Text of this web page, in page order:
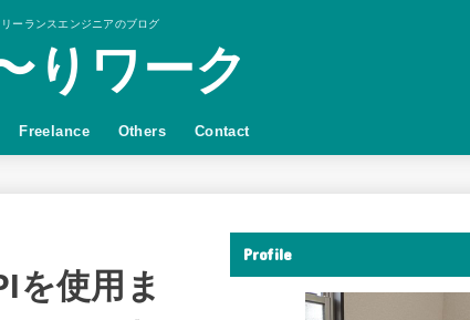
ーランスエンジニアのブログ
りワーク
Freelance Others Contact
を使用ま
Profile